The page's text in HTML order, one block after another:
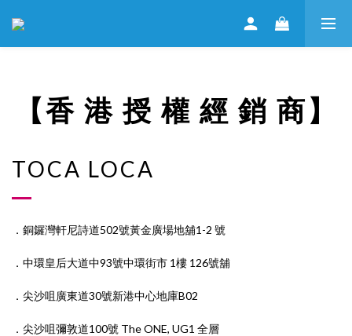
【香 港 授 權 經 銷 商】
TOCA LOCA
．銅鑼灣軒尼詩道502號黃金廣場地舖1-2 號
．中環皇后大道中93號中環街市 1樓 126號舖
．尖沙咀廣東道30號新港中心地庫B02
．尖沙咀彌敦道100號 The ONE, UG1 全層